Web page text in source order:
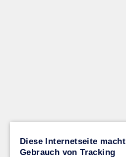
Diese Internetseite macht
Gebrauch von Tracking